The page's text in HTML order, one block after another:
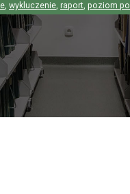
, wykluczenie, raport, poziom